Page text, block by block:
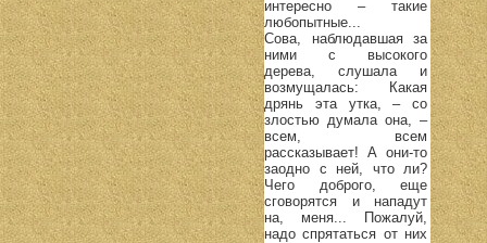
интересно – такие
любопытные...
Сова, наблюдавшая за
ними с высокого
дерева, слушала и
возмущалась: Какая
дрянь эта утка, – со
злостью думала она, –
всем, всем
рассказывает! А они-то
заодно с ней, что ли?
Чего доброго, еще
сговорятся и нападут
на, меня... Пожалуй,
надо спрятаться от них